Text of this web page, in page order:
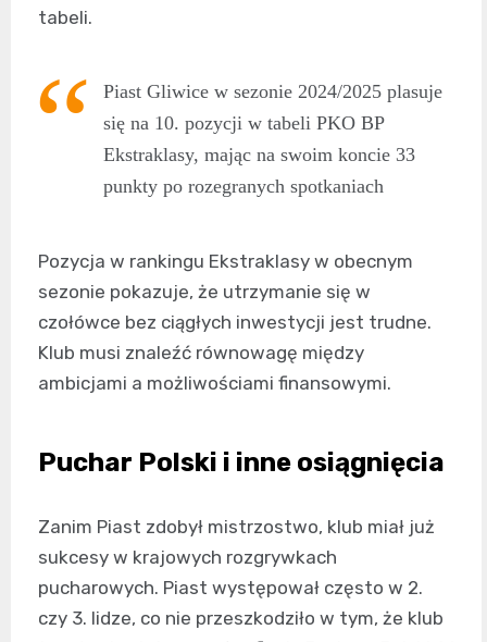
tabeli.
Piast Gliwice w sezonie 2024/2025 plasuje
się na 10. pozycji w tabeli PKO BP
Ekstraklasy, mając na swoim koncie 33
punkty po rozegranych spotkaniach
Pozycja w rankingu Ekstraklasy w obecnym
sezonie pokazuje, że utrzymanie się w
czołówce bez ciągłych inwestycji jest trudne.
Klub musi znaleźć równowagę między
ambicjami a możliwościami finansowymi.
Puchar Polski i inne osiągnięcia
Zanim Piast zdobył mistrzostwo, klub miał już
sukcesy w krajowych rozgrywkach
pucharowych. Piast występował często w 2.
czy 3. lidze, co nie przeszkodziło w tym, że klub